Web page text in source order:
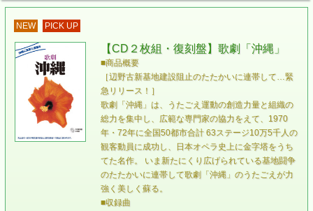
NEW PICK UP
【CD２枚組・復刻盤】歌劇「沖縄」
■商品概要
［辺野古新基地建設阻止のたたかいに連帯して…緊
急リリース！］
歌劇「沖縄」は、うたごえ運動の創造力量と組織の
総力を集中し、広範な専門家の協力をえて、1970
年・72年に全国50都市合計 63ステージ10万5千人の
観客動員に成功し、日本オペラ史上に金字塔をうち
てた名作。 いま新たにくり広げられている基地闘争
のたたかいに連帯して歌劇「沖縄」のうたごえが力
強く美しく蘇る。
■収録曲